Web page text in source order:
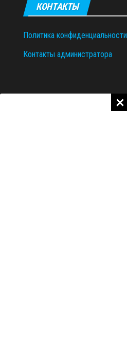
КОНТАКТЫ
Политика конфиденциальности
Контакты администратора